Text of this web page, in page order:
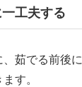
工夫する
茹でる前後に
す。